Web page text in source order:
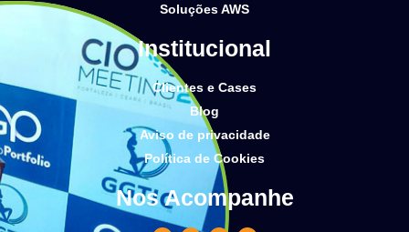
Soluções AWS
Institucional
Clientes e Cases
Blog
Aviso de privacidade
Política de Cookies
Nos Acompanhe